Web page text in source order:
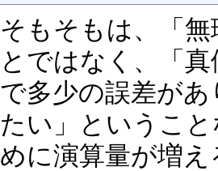
そもそもは、「
とではなく、「
で多少の誤差が
たい」というこ
めに演算量が増